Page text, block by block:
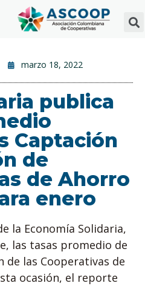
marzo 18, 2022
publica
Captación
de
de Ahorro
enero
la Economía Solidaria,
las tasas promedio de
de las Cooperativas de
ocasión, el reporte